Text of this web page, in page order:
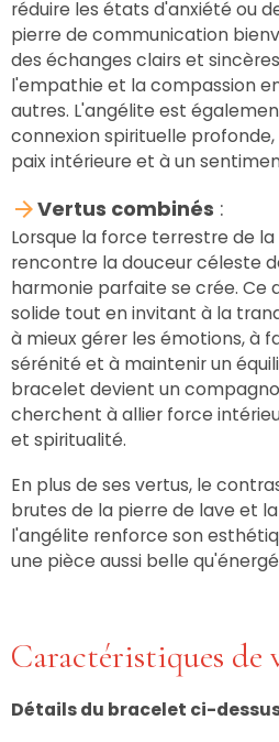
réduire les états d'anxiété ou
pierre de communication
des échanges clairs et
l'empathie et la compassion
autres. L'angélite est
connexion spirituelle
paix intérieure et à un
Vertus combinés :
Lorsque la force terrestre de
rencontre la douceur céleste
harmonie parfaite se crée. Ce
solide tout en invitant à la
à mieux gérer les émotions, à
sérénité et à maintenir un
bracelet devient un
cherchent à allier force
et spiritualité.
En plus de ses vertus, le
brutes de la pierre de lave et
l'angélite renforce son
une pièce aussi belle
Caractéristiques de
Détails du bracelet ci-